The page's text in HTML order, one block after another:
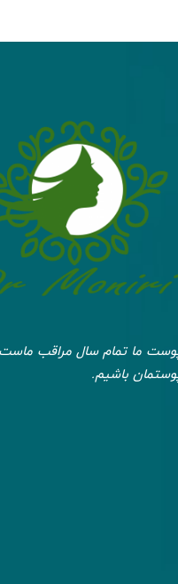
ما تمام سال مراقب
باشیم.